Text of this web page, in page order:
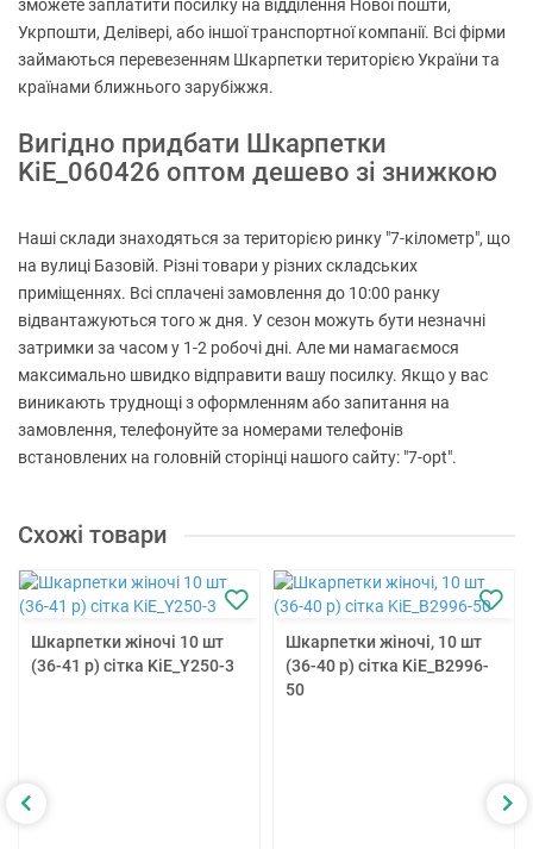
зможете заплатити посилку на відділення Нової пошти,
Укрпошти, Делівері, або іншої транспортної компанії. Всі фірми
займаються перевезенням Шкарпетки територією України та
країнами ближнього зарубіжжя.
Вигідно придбати Шкарпетки
KiE_060426 оптом дешево зі знижкою
Наші склади знаходяться за територією ринку "7-кілометр", що
на вулиці Базовій. Різні товари у різних складських
приміщеннях. Всі сплачені замовлення до 10:00 ранку
відвантажуються того ж дня. У сезон можуть бути незначні
затримки за часом у 1-2 робочі дні. Але ми намагаємося
максимально швидко відправити вашу посилку. Якщо у вас
виникають труднощі з оформленням або запитання на
замовлення, телефонуйте за номерами телефонів
встановлених на головній сторінці нашого сайту: "7-opt".
Схожі товари
Шкарпетки жіночі 10 шт
(36-41 р) сітка KiE_Y250-3
Шкарпетки жіночі, 10 шт
(36-40 р) сітка KiE_B2996-
50